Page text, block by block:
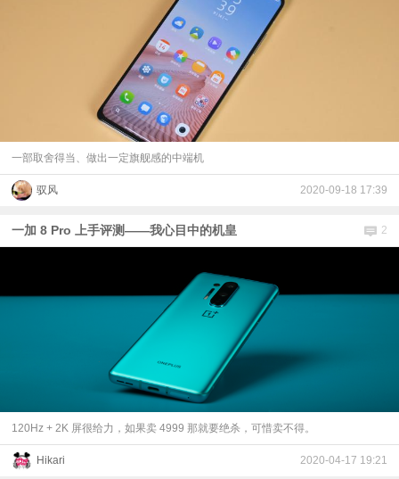
一部取舍得当、做出一定旗舰感的中端机
驭风 2020-09-18 17:39
一加 8 Pro 上手评测——我心目中的机皇 2
120Hz + 2K 屏很给力，如果卖 4999 那就要绝杀，可惜卖不得。
Hikari 2020-04-17 19:21